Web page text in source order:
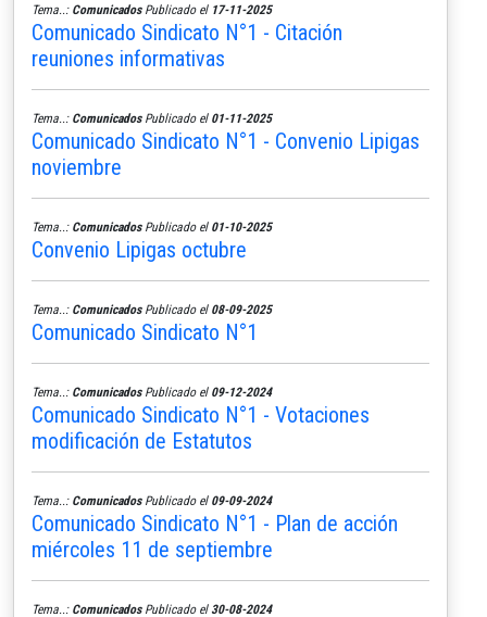
Tema..: ComunicadosPublicado el 17-11-2025
Comunicado Sindicato N°1 - Citación
reuniones informativas
Tema..: ComunicadosPublicado el 01-11-2025
Comunicado Sindicato N°1 - Convenio Lipigas
noviembre
Tema..: ComunicadosPublicado el 01-10-2025
Convenio Lipigas octubre
Tema..: ComunicadosPublicado el 08-09-2025
Comunicado Sindicato N°1
Tema..: ComunicadosPublicado el 09-12-2024
Comunicado Sindicato N°1 - Votaciones
modificación de Estatutos
Tema..: ComunicadosPublicado el 09-09-2024
Comunicado Sindicato N°1 - Plan de acción
miércoles 11 de septiembre
Tema..: ComunicadosPublicado el 30-08-2024